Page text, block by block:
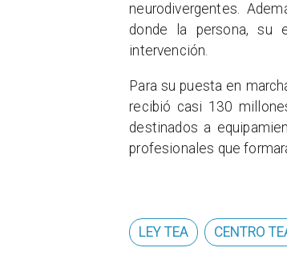
neurodivergentes.
donde la persona, su
intervención.
Para su puesta en
recibió casi 130
destinados a
profesionales que
LEY TEA CENTRO